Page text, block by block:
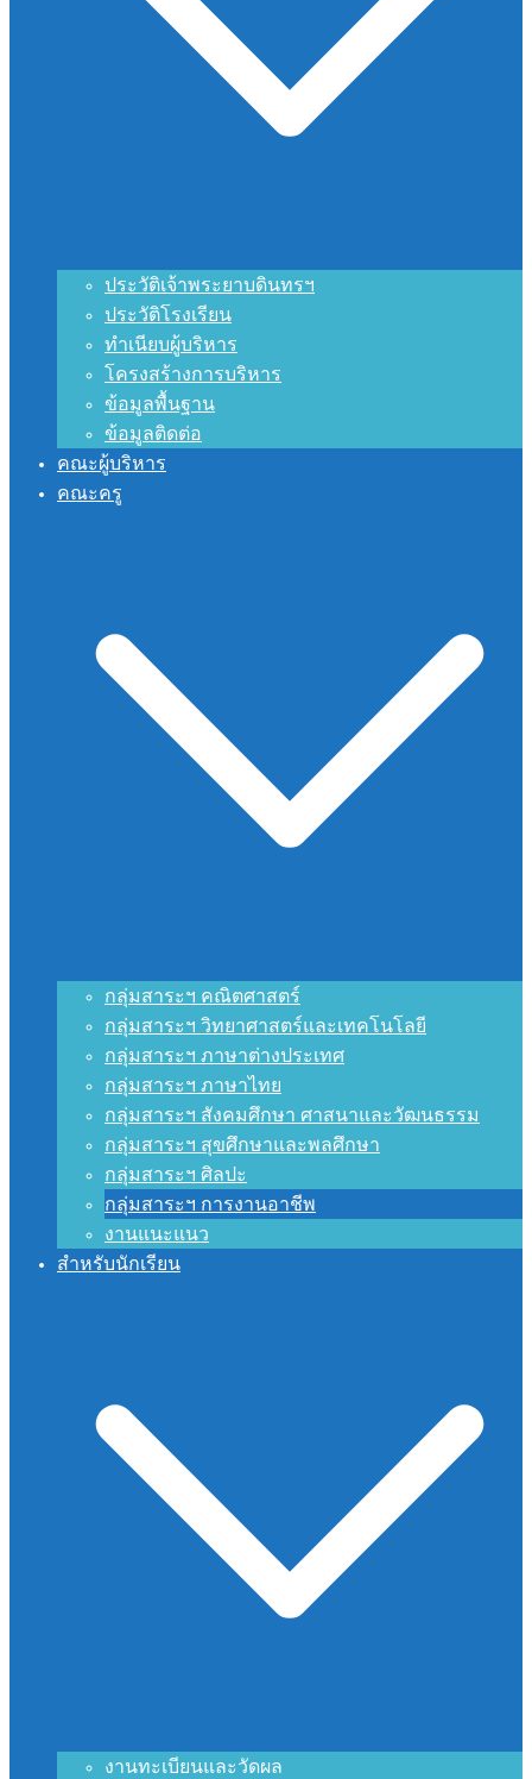
ประวัติเจ้าพระยาบดินทรฯ
ประวัติโรงเรียน
ทำเนียบผู้บริหาร
โครงสร้างการบริหาร
ข้อมูลพื้นฐาน
ข้อมูลติดต่อ
คณะผู้บริหาร
คณะครู
กลุ่มสาระฯ คณิตศาสตร์
กลุ่มสาระฯ วิทยาศาสตร์และเทคโนโลยี
กลุ่มสาระฯ ภาษาต่างประเทศ
กลุ่มสาระฯ ภาษาไทย
กลุ่มสาระฯ สังคมศึกษา ศาสนาและวัฒนธรรม
กลุ่มสาระฯ สุขศึกษาและพลศึกษา
กลุ่มสาระฯ ศิลปะ
กลุ่มสาระฯ การงานอาชีพ
งานแนะแนว
สำหรับนักเรียน
งานทะเบียนและวัดผล